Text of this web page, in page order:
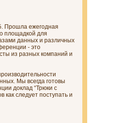
Прошла ежегодная
площадкой для
данных и различных
- это
из разных компаний и
Мы всегда готовы
доклад “Трюки с
как следует поступать и